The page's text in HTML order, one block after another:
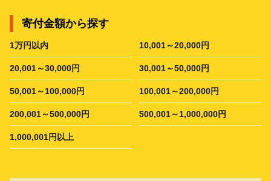
寄付金額から探す
1万円以内 10,001～20,000円
20,001～30,000円 30,001～50,000円
50,001～100,000円 100,001～200,000円
200,001～500,000円 500,001～1,000,000円
1,000,001円以上